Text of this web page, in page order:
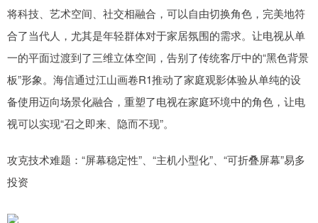
将科技、艺术空间、社交相融合，可以自由切换角色，完美地符
合了当代人，尤其是年轻群体对于家居氛围的需求。让电视从单
一的平面过渡到了三维立体空间，告别了传统客厅中的“黑色背景
板”形象。海信通过江山画卷R1推动了家庭观影体验从单纯的设
备使用迈向场景化融合，重塑了电视在家庭环境中的角色，让电
视可以实现“召之即来、隐而不现”。
攻克技术难题：“屏幕稳定性”、“主机小型化”、“可折叠屏幕”易多
投资